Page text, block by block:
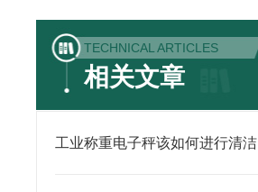
TECHNICAL ARTICLES
相关文章
工业称重电子秤该如何进行清洁